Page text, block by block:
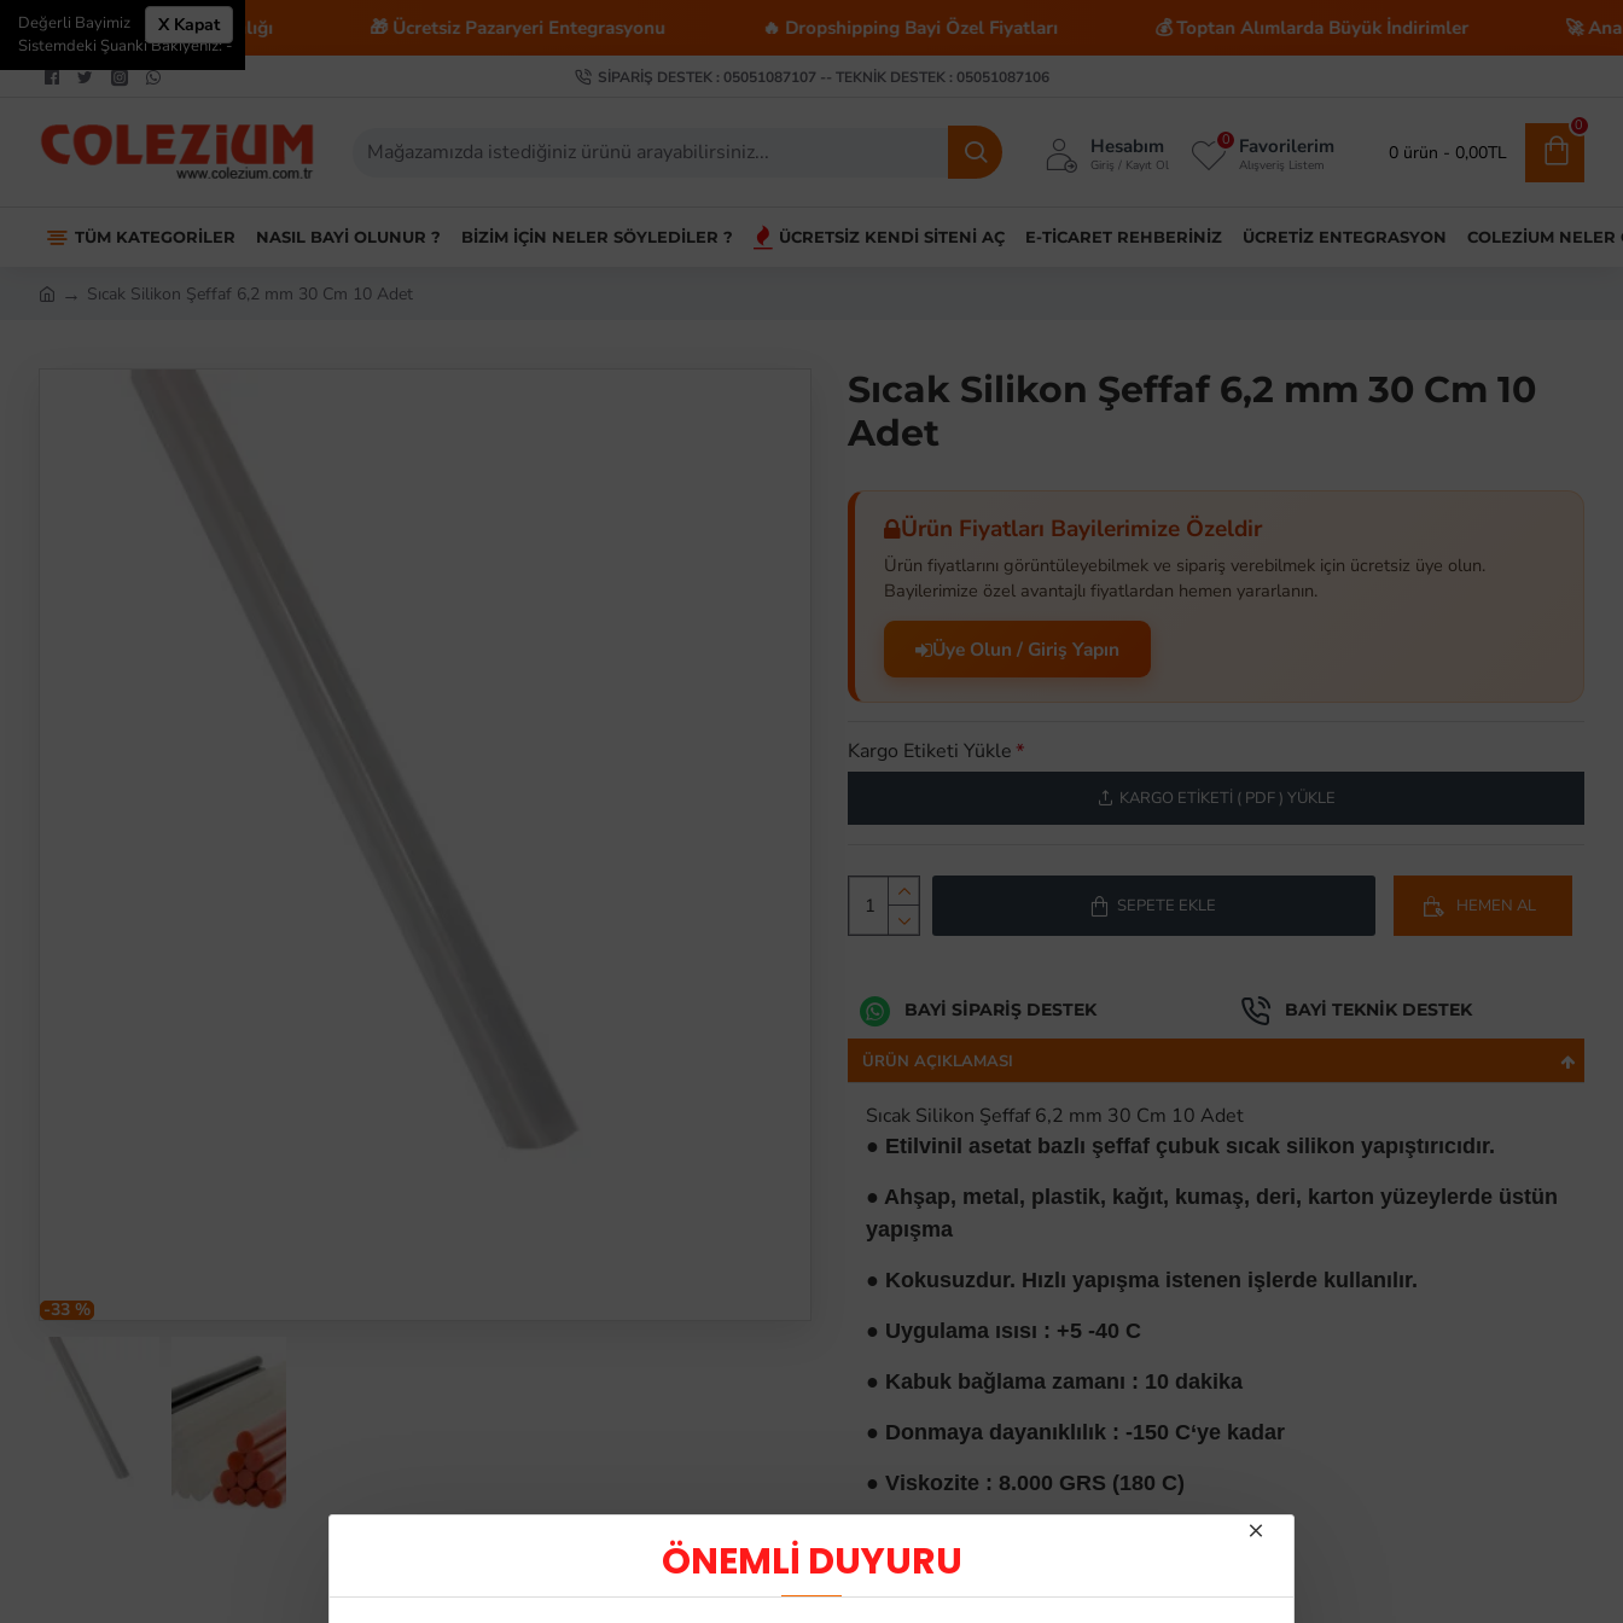
ÖNEMLİ DUYURU
Ticaret Danışmanlığı 🎁 Ücretsiz Pazaryeri Entegrasyonu 🔥 Dropshipping Bayi Özel Fiyatları 💰 Toptan Alımlarda Büyük İndirimler 🚀 Anahtar
SIPARIŞ DESTEK : 05051087107 -- TEKNIK DESTEK : 05051087106
Hesabım
Giriş / Kayıt Ol
Favorilerim
Alışveriş Listem
0
0 ürün - 0,00TL
0
TÜM KATEGORILER NASIL BAYI OLUNUR ? BIZIM İÇIN NELER SÖYLEDILER ? ÜCRETSIZ KENDI SITENI AÇ E-TICARET REHBERINIZ ÜCRETIZ ENTEGRASYON COLEZIUM NELER
X Kapat
Değerli Bayimiz
Sistemdeki Şuanki Bakiyeniz: -
Sıcak Silikon Şeffaf 6,2 mm 30 Cm 10 Adet
-33 %
Sıcak Silikon Şeffaf 6,2 mm 30 Cm 10
Adet
Ürün Fiyatları Bayilerimize Özeldir
Ürün fiyatlarını görüntüleyebilmek ve sipariş verebilmek için ücretsiz üye olun.
Bayilerimize özel avantajlı fiyatlardan hemen yararlanın.
Üye Olun / Giriş Yapın
Kargo Etiketi Yükle
KARGO ETIKETI ( PDF ) YÜKLE
SEPETE EKLE HEMEN AL
BAYI SIPARIŞ DESTEK BAYI TEKNIK DESTEK
ÜRÜN AÇIKLAMASI
Sıcak Silikon Şeffaf 6,2 mm 30 Cm 10 Adet
● Etilvinil asetat bazlı şeffaf çubuk sıcak silikon yapıştırıcıdır.
● Ahşap, metal, plastik, kağıt, kumaş, deri, karton yüzeylerde üstün
yapışma
● Kokusuzdur. Hızlı yapışma istenen işlerde kullanılır.
● Uygulama ısısı : +5 -40 C
● Kabuk bağlama zamanı : 10 dakika
● Donmaya dayanıklılık : -150 C‘ye kadar
● Viskozite : 8.000 GRS (180 C)